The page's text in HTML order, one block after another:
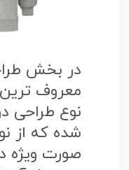
در بخش
معروف
نوع طراحی
شده که از
صورت ویژه